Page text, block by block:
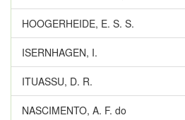
HOOGERHEIDE, E. S. S.
ISERNHAGEN, I.
ITUASSU, D. R.
NASCIMENTO, A. F. do